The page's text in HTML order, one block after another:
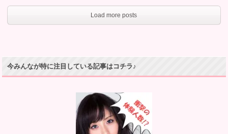
Load more posts
今みんなが特に注目している記事はコチラ♪